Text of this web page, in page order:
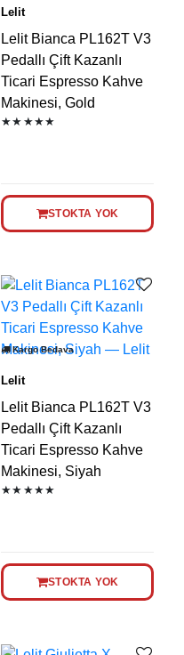
Lelit
Lelit Bianca PL162T V3
Pedallı Çift Kazanlı
Ticari Espresso Kahve
Makinesi, Gold
★★★★★
STOKTA YOK
Kargo Bedava
Lelit
Lelit Bianca PL162T V3
Pedallı Çift Kazanlı
Ticari Espresso Kahve
Makinesi, Siyah
★★★★★
STOKTA YOK